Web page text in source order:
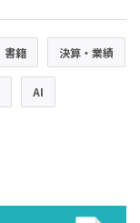
書籍 決算・業績
AI